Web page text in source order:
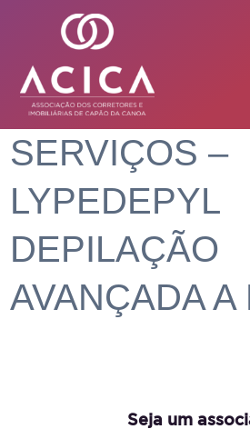
SERVIÇOS –
LYPEDEPYL
DEPILAÇÃO
AVANÇADA A
Seja um